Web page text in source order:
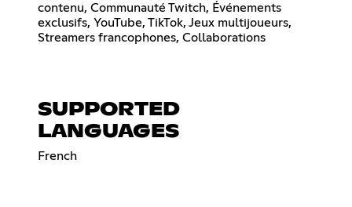
contenu, Communauté Twitch, Événements
exclusifs, YouTube, TikTok, Jeux multijoueurs,
Streamers francophones, Collaborations
SUPPORTED
LANGUAGES
French